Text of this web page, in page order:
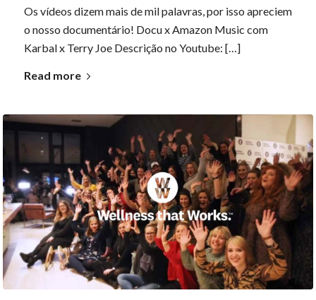
Os vídeos dizem mais de mil palavras, por isso apreciem
o nosso documentário! Docu x Amazon Music com
Karbal x Terry Joe Descrição no Youtube: […]
Read more